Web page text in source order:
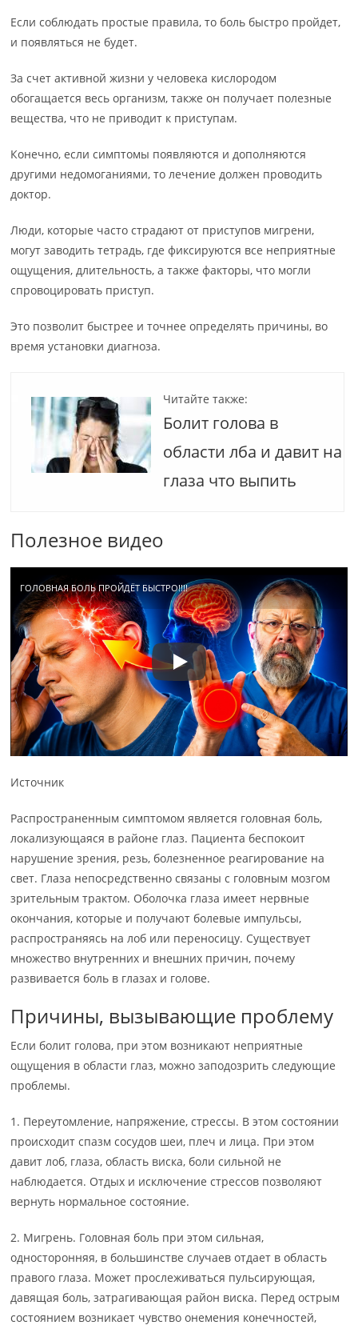
Если соблюдать простые правила, то боль быстро пройдет,
и появляться не будет.
За счет активной жизни у человека кислородом
обогащается весь организм, также он получает полезные
вещества, что не приводит к приступам.
Конечно, если симптомы появляются и дополняются
другими недомоганиями, то лечение должен проводить
доктор.
Люди, которые часто страдают от приступов мигрени,
могут заводить тетрадь, где фиксируются все неприятные
ощущения, длительность, а также факторы, что могли
спровоцировать приступ.
Это позволит быстрее и точнее определять причины, во
время установки диагноза.
Читайте также:
Болит голова в
области лба и давит на
глаза что выпить
Полезное видео
ГОЛОВНАЯ БОЛЬ ПРОЙДЁТ БЫСТРО!!!!
Источник
Распространенным симптомом является головная боль,
локализующаяся в районе глаз. Пациента беспокоит
нарушение зрения, резь, болезненное реагирование на
свет. Глаза непосредственно связаны с головным мозгом
зрительным трактом. Оболочка глаза имеет нервные
окончания, которые и получают болевые импульсы,
распространяясь на лоб или переносицу. Существует
множество внутренних и внешних причин, почему
развивается боль в глазах и голове.
Причины, вызывающие проблему
Если болит голова, при этом возникают неприятные
ощущения в области глаз, можно заподозрить следующие
проблемы.
1. Переутомление, напряжение, стрессы. В этом состоянии
происходит спазм сосудов шеи, плеч и лица. При этом
давит лоб, глаза, область виска, боли сильной не
наблюдается. Отдых и исключение стрессов позволяют
вернуть нормальное состояние.
2. Мигрень. Головная боль при этом сильная,
односторонняя, в большинстве случаев отдает в область
правого глаза. Может прослеживаться пульсирующая,
давящая боль, затрагивающая район виска. Перед острым
состоянием возникает чувство онемения конечностей,